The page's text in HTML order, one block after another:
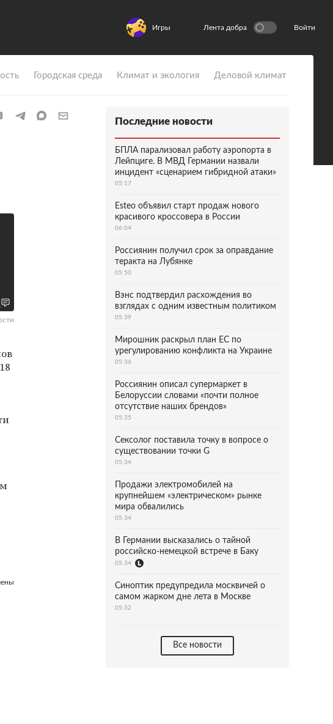
Игры Лента добра Войти
Городская среда Климат и экология Деловой климат
Последние новости
БПЛА парализовал работу аэропорта в
Лейпциге. В МВД Германии назвали
инцидент «сценарием гибридной атаки»
05:17
Esteo объявил старт продаж нового
красивого кроссовера в России
06:04
Россиянин получил срок за оправдание
теракта на Лубянке
05:50
Вэнс подтвердил расхождения во
взглядах с одним известным политиком
05:39
Мирошник раскрыл план ЕС по
урегулированию конфликта на Украине
05:36
Россиянин описал супермаркет в
Белоруссии словами «почти полное
отсутствие наших брендов»
05:35
Сексолог поставила точку в вопросе о
существовании точки G
05:34
Продажи электромобилей на
крупнейшем «электрическом» рынке
мира обвалились
05:34
В Германии высказались о тайной
российско-немецкой встрече в Баку
05:34
Синоптик предупредила москвичей о
самом жарком дне лета в Москве
05:32
Все новости